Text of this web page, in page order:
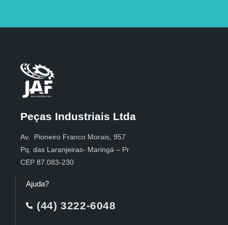
Peças Industriais Ltda
Av. Pioneiro Franco Morais, 957
Pq. das Laranjeiras- Maringá – Pr
CEP 87.083-230
Ajuda?
(44) 3222-6048